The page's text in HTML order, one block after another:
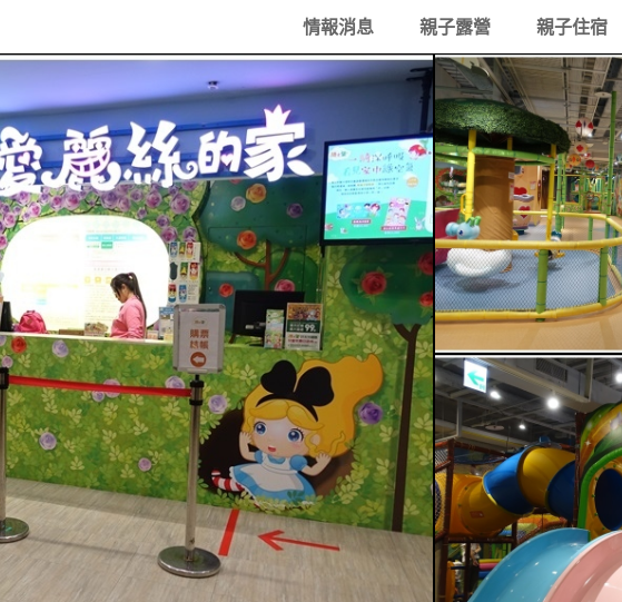
情報消息 親子露營 親子住宿